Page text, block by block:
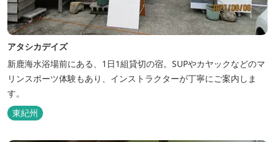
アタシカデイズ
新鹿海水浴場前にある、1日1組貸切の宿。SUPやカヤックなどのマ
リンスポーツ体験もあり、インストラクターが丁寧にご案内しま
す。
東紀州